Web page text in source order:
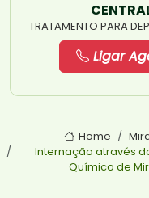
TRATAMENTO PARA
Ligar
Home
Internação através
Químico de